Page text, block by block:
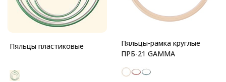
Пяльцы пластиковые
Пяльцы-рамка круглые
ПРБ-21 GAMMA